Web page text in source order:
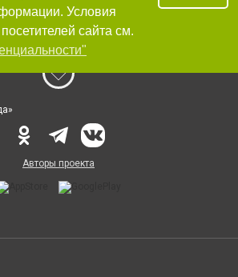
Условия
сайта см.
Авторы проекта